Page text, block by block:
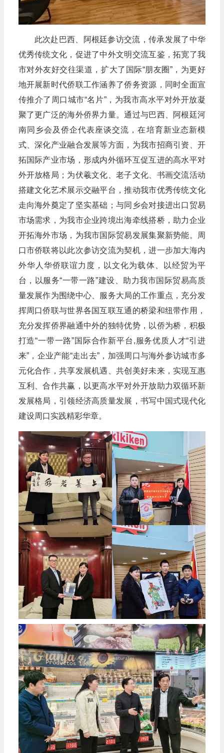
此次赴巴西、阿根廷参访交流，传承发展了中华
优秀传统文化，促进了中外文明交流互鉴，拓宽了我
市对外友好交往渠道，扩大了国际“朋友圈”，为更好
地开展新时代侨联工作涵养了侨务资源，同时全面宣
传推介了周口城市“名片”，为我市高水平对外开放凝
聚了更广泛的海外侨界力量。通过与巴西、阿根廷河
南同乡会及侨企代表座谈交流，在培育新业态新模
式、深化产业融合发展等方面，为我市招商引资、开
拓国际产业市场，形成内外循环互促互进的高水平对
外开放格局；为伏羲文化、老子文化、书画交流活动
搭建文化艺术展示交融平台，推动我市优秀传统文化
走向海外奠定了坚实基础；与同乡会对接进出口贸易
市场需求，为我市企业跨境出海牵线搭桥，助力企业
开拓海外市场，为我市国际贸易发展集聚新势能。周
口市侨联将以此次参访交流为契机，进一步加大海内
外华人华侨联谊力度，以文化为载体、以经贸为平
台，以服务“一带一路”建设、助力我市国际贸易高质
量发展作为围绕中心、服务大局的工作重点，充分发
挥周口侨联与世界各国互联互通的桥梁和纽带作用，
充分发挥侨界融通中外的独特优势，以侨为桥，积极
打造“一带一路”国际合作新平台,服务优质人才“引进
来”，企业产能“走出去”，加强周口与海外参访城市多
元化合作，共享发展机遇、共创美好未来，实现互惠
互利、合作共赢，以更高水平对外开放助力双循环新
发展格局，引领经济高质量发展，书写中国式现代化
建设周口实践精彩华章。